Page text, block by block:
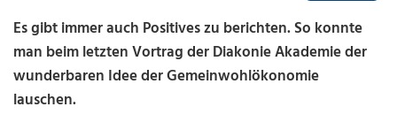
Es gibt immer auch Positives zu berichten. So konnte
man beim letzten Vortrag der Diakonie Akademie der
wunderbaren Idee der Gemeinwohlökonomie
lauschen.